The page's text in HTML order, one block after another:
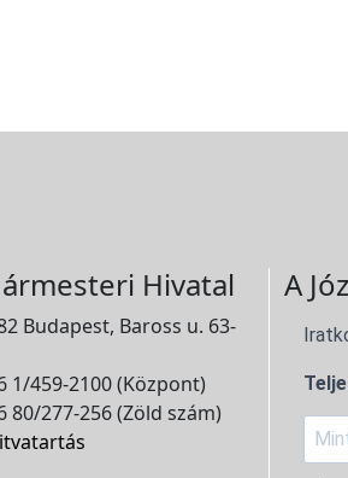
Hivatal
Budapest, Baross u. 63-
1/459-2100 (Központ)
80/277-256 (Zöld szám)
A